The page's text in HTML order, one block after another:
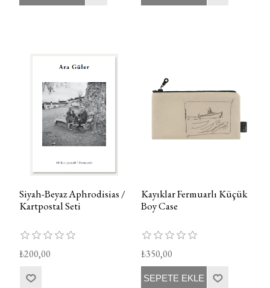
Siyah-Beyaz Aphrodisias /
Kartpostal Seti
₺200,00
Kayıklar Fermuarlı Küçük
Boy Case
₺350,00
SEPETE EKLE